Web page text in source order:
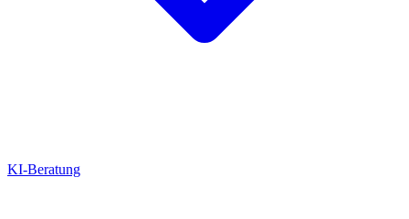
KI-Beratung